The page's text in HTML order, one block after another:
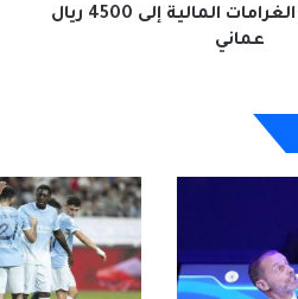
الشرقية وتصل الغرامات المالية إلى 4500 ريال
عماني